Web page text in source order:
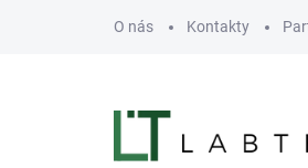
O nás Kontakty